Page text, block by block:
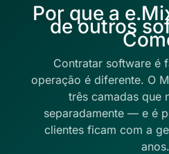
Por que a
de outros
Contratar software é
operação é diferente. O
três camadas que
separadamente — e é
clientes ficam com a
anos.